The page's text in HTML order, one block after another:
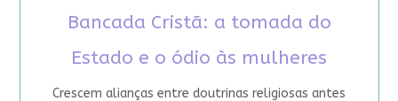
Bancada Cristã: a tomada do
Estado e o ódio às mulheres
Crescem alianças entre doutrinas religiosas antes